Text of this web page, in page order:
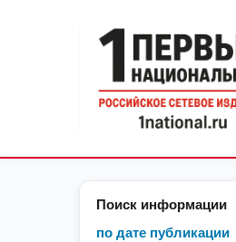
Поиск информации
по дате публикации